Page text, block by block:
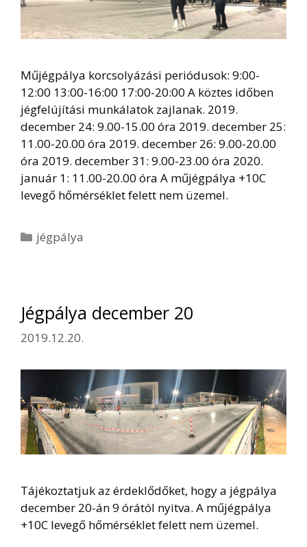
Műjégpálya korcsolyázási periódusok: 9:00-
12:00 13:00-16:00 17:00-20:00 A köztes időben
jégfelújítási munkálatok zajlanak. 2019.
december 24: 9.00-15.00 óra 2019. december 25:
11.00-20.00 óra 2019. december 26: 9.00-20.00
óra 2019. december 31: 9.00-23.00 óra 2020.
január 1: 11.00-20.00 óra A műjégpálya +10C
levegő hőmérséklet felett nem üzemel.
Kategória
jégpálya
Jégpálya december 20
2019.12.20.
Tájékoztatjuk az érdeklődőket, hogy a jégpálya
december 20-án 9 órától nyitva. A műjégpálya
+10C levegő hőmérséklet felett nem üzemel.